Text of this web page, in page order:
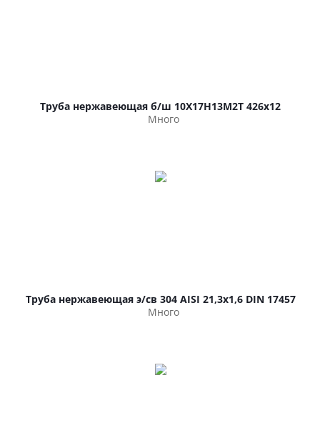
Труба нержавеющая б/ш 10Х17Н13М2Т 426х12
Много
Труба нержавеющая э/св 304 AISI 21,3х1,6 DIN 17457
Много